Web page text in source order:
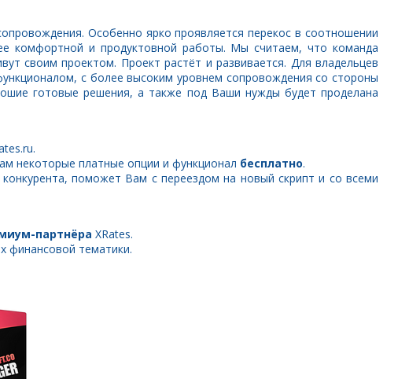
Особенно ярко проявляется перекос в соотношении
комфортной и продуктовной работы. Мы считаем, что команда
своим проектом. Проект растёт и развивается. Для владельцев
с более высоким уровнем сопровождения со стороны
готовые решения, а также под Ваши нужды будет проделана
некоторые платные опции и функционал бесплатно.
поможет Вам с переездом на новый скрипт и со всеми
партнёра XRates.
финансовой тематики.